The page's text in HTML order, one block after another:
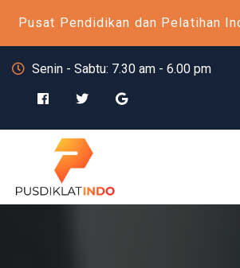
Pusat Pendidikan dan Pelatihan
Senin - Sabtu: 7.30 am - 6.00 pm